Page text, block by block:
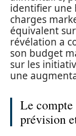
identifier une
charges
équivalent
révélation a
son budget
sur les
une
Le
prévision